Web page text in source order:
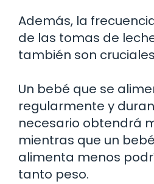
Además, la
de las tomas de
también son
Un bebé que se
regularmente y
necesario obtendrá
mientras que un
alimenta menos
tanto peso.